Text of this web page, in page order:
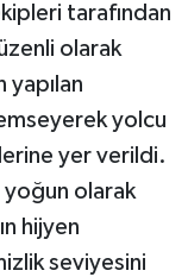
tarafından
olarak
yolcu
yer verildi.
yoğun olarak
hijyen
seviyesini